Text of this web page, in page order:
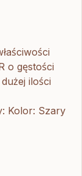
o gęstości
ilości
Kolor: Szary